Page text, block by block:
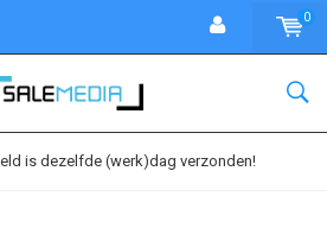
0
is dezelfde (werk)dag verzonden!